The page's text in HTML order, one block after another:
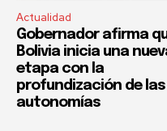
Actualidad
Gobernador afirma
Bolivia inicia una
etapa con la
profundización de las
autonomías